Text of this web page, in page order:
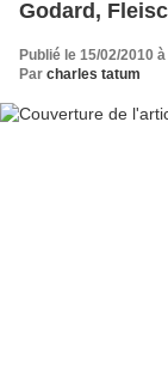
Godard,
Publié le 15/02/2010
Par charles tatum